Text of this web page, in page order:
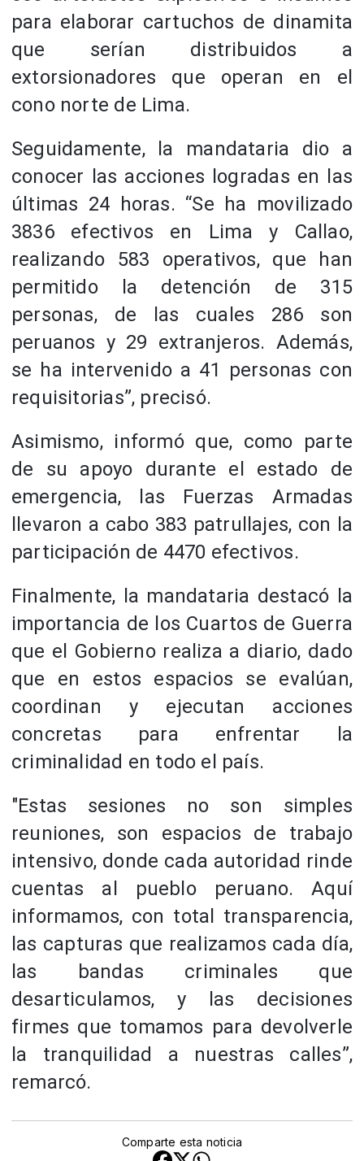
para elaborar cartuchos de dinamita
que serían distribuidos a
extorsionadores que operan en el
cono norte de Lima.
Seguidamente, la mandataria dio a
conocer las acciones logradas en las
últimas 24 horas. “Se ha movilizado
3836 efectivos en Lima y Callao,
realizando 583 operativos, que han
permitido la detención de 315
personas, de las cuales 286 son
peruanos y 29 extranjeros. Además,
se ha intervenido a 41 personas con
requisitorias”, precisó.
Asimismo, informó que, como parte
de su apoyo durante el estado de
emergencia, las Fuerzas Armadas
llevaron a cabo 383 patrullajes, con la
participación de 4470 efectivos.
Finalmente, la mandataria destacó la
importancia de los Cuartos de Guerra
que el Gobierno realiza a diario, dado
que en estos espacios se evalúan,
coordinan y ejecutan acciones
concretas para enfrentar la
criminalidad en todo el país.
"Estas sesiones no son simples
reuniones, son espacios de trabajo
intensivo, donde cada autoridad rinde
cuentas al pueblo peruano. Aquí
informamos, con total transparencia,
las capturas que realizamos cada día,
las bandas criminales que
desarticulamos, y las decisiones
firmes que tomamos para devolverle
la tranquilidad a nuestras calles”,
remarcó.
Comparte esta noticia